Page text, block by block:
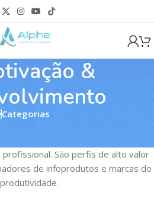
&
Categorias
São perfis de alto valor
de infoprodutos e marcas do